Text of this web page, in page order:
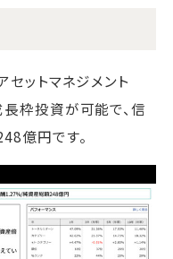
セットマネジメント
枠投資が可能で、信
億円です。